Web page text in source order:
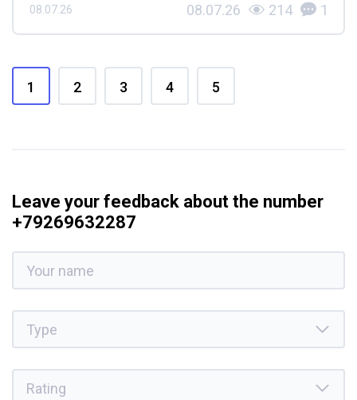
08.07.26 08.07.26 214 1
1 2 3 4 5
Leave your feedback about the number
+79269632287